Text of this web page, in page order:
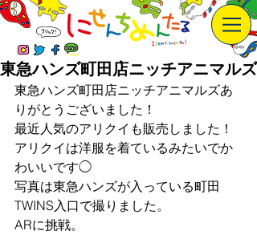
東急ハンズ町田店ニッチアニマルズ
東急ハンズ町田店ニッチアニマルズあ
りがとうございました！
最近人気のアリクイも販売しました！
アリクイは洋服を着ているみたいでか
わいいです◯
写真は東急ハンズが入っている町田
TWINS入口で撮りました。
ARに挑戦。